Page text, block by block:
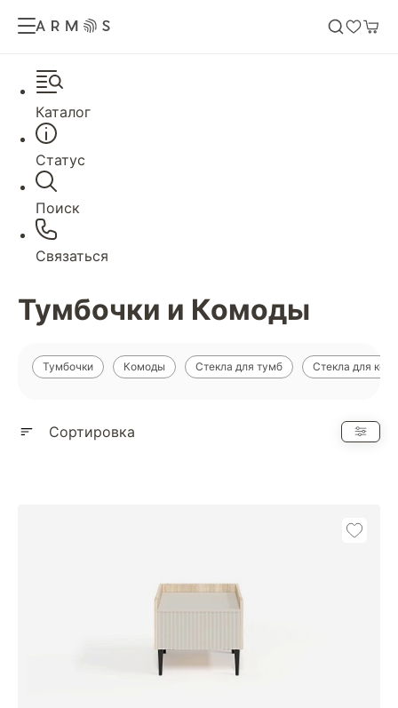
Каталог
Статус
Поиск
Связаться
Тумбочки и Комоды
Тумбочки Комоды Стекла для тумб Стекла для
Сортировка